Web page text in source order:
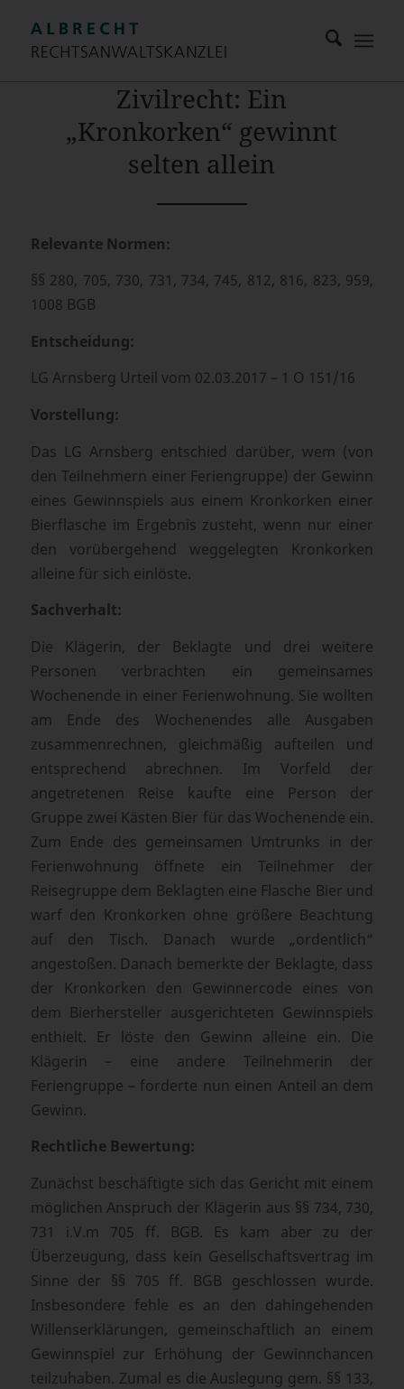
Zivilrecht: Ein
„Kronkorken“ gewinnt
selten allein
Relevante Normen:
§§ 280, 705, 730, 731, 734, 745, 812, 816, 823, 959,
1008 BGB
Entscheidung:
LG Arnsberg Urteil vom 02.03.2017 – 1 O 151/16
Vorstellung:
Das LG Arnsberg entschied darüber, wem (von
den Teilnehmern einer Feriengruppe) der Gewinn
eines Gewinnspiels aus einem Kronkorken einer
Bierflasche im Ergebnis zusteht, wenn nur einer
den vorübergehend weggelegten Kronkorken
alleine für sich einlöste.
Sachverhalt:
Die Klägerin, der Beklagte und drei weitere
Personen verbrachten ein gemeinsames
Wochenende in einer Ferienwohnung. Sie wollten
am Ende des Wochenendes alle Ausgaben
zusammenrechnen, gleichmäßig aufteilen und
entsprechend abrechnen. Im Vorfeld der
angetretenen Reise kaufte eine Person der
Gruppe zwei Kästen Bier für das Wochenende ein.
Zum Ende des gemeinsamen Umtrunks in der
Ferienwohnung öffnete ein Teilnehmer der
Reisegruppe dem Beklagten eine Flasche Bier und
warf den Kronkorken ohne größere Beachtung
auf den Tisch. Danach wurde „ordentlich“
angestoßen. Danach bemerkte der Beklagte, dass
der Kronkorken den Gewinnercode eines von
dem Bierhersteller ausgerichteten Gewinnspiels
enthielt. Er löste den Gewinn alleine ein. Die
Klägerin – eine andere Teilnehmerin der
Feriengruppe – forderte nun einen Anteil an dem
Gewinn.
Rechtliche Bewertung:
Zunächst beschäftigte sich das Gericht mit einem
möglichen Anspruch der Klägerin aus §§ 734, 730,
731 i.V.m 705 ff. BGB. Es kam aber zu der
Überzeugung, dass kein Gesellschaftsvertrag im
Sinne der §§ 705 ff. BGB geschlossen wurde.
Insbesondere fehle es an den dahingehenden
Willenserklärungen, gemeinschaftlich an einem
Gewinnspiel zur Erhöhung der Gewinnchancen
teilzuhaben. Zumal es die Auslegung gem. §§ 133,